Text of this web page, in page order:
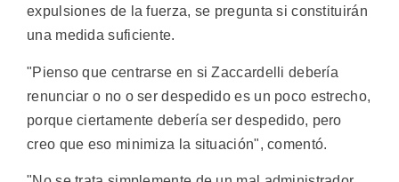
expulsiones de la fuerza, se pregunta si constituirán
una medida suficiente.
"Pienso que centrarse en si Zaccardelli debería
renunciar o no o ser despedido es un poco estrecho,
porque ciertamente debería ser despedido, pero
creo que eso minimiza la situación", comentó.